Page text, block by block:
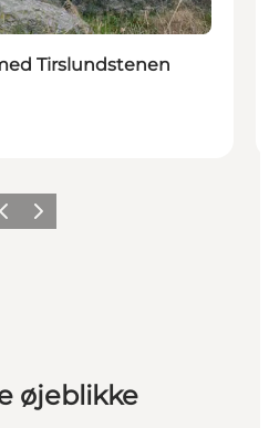
Tirslundstenen
billede
Næste billede
øjeblikke